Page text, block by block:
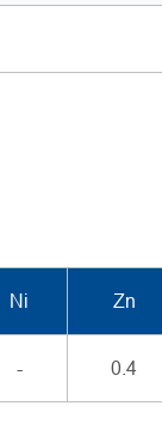
Ni Zn
- 0.4